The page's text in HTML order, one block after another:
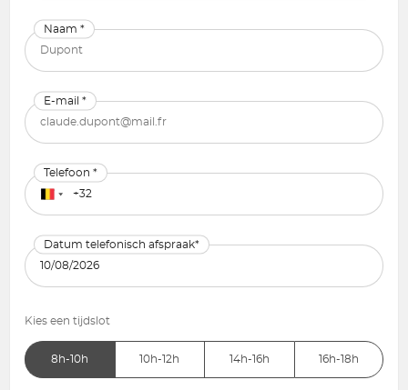
Naam *
E-mail *
Telefoon *
Datum telefonisch afspraak*
Kies een tijdslot
8h-10h 10h-12h 14h-16h 16h-18h